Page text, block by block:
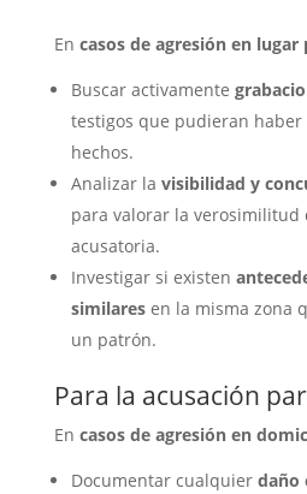
En casos de agresión en lugar
Buscar activamente
testigos que pudieran haber
hechos.
Analizar la visibilidad y
para valorar la verosimilitud
acusatoria.
Investigar si existen
similaresen la misma zona
un patrón.
Para la acusación
En casos de agresión en
Documentar cualquier daño